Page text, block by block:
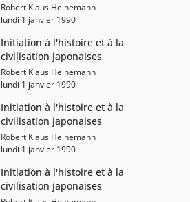
Robert Klaus Heinemann
lundi 1 janvier 1990
Initiation à l'histoire et à la
civilisation japonaises
Robert Klaus Heinemann
lundi 1 janvier 1990
Initiation à l'histoire et à la
civilisation japonaises
Robert Klaus Heinemann
lundi 1 janvier 1990
Initiation à l'histoire et à la
civilisation japonaises